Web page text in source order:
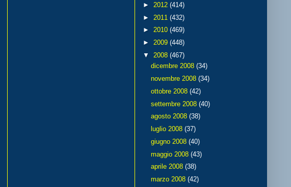
► 2012 (414)
► 2011 (432)
► 2010 (469)
► 2009 (448)
▼ 2008 (467)
dicembre 2008 (34)
novembre 2008 (34)
ottobre 2008 (42)
settembre 2008 (40)
agosto 2008 (38)
luglio 2008 (37)
giugno 2008 (40)
maggio 2008 (43)
aprile 2008 (38)
marzo 2008 (42)